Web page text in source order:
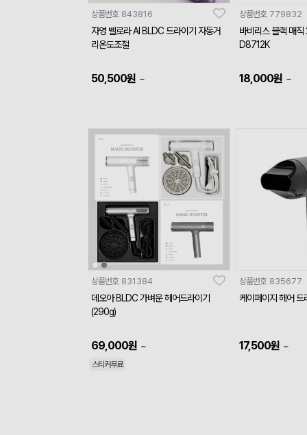
상품번호 843816
자영 벨로라 AI BLDC 드라이기 자동거
리온도조절
50,500원 ~
상품번호 779832
바비리스 블랙 매
D8712K
18,000원 ~
상품번호 831384
데오아 BLDC 가벼운 헤어드라이기
(290g)
69,000원 ~
스티커무료
상품번호 835677
케이페이지 헤어
17,500원 ~